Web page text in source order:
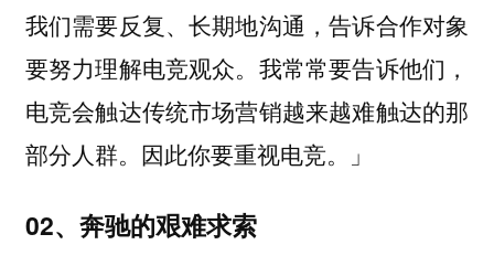
我们需要反复、长期地沟通，告诉合作对象
要努力理解电竞观众。我常常要告诉他们，
电竞会触达传统市场营销越来越难触达的那
部分人群。因此你要重视电竞。」
02、奔驰的艰难求索